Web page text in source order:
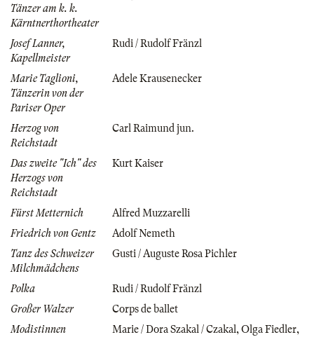
Tänzer am k. k.
Kärntnerthortheater
Josef Lanner,
Kapellmeister
Rudi / Rudolf Fränzl
Marie Taglioni,
Tänzerin von der
Pariser Oper
Adele Krausenecker
Herzog von
Reichstadt
Carl Raimund jun.
Das zweite "Ich" des
Herzogs von
Reichstadt
Kurt Kaiser
Fürst Metternich
Alfred Muzzarelli
Friedrich von Gentz
Adolf Nemeth
Tanz des Schweizer
Milchmädchens
Gusti / Auguste Rosa Pichler
Polka
Rudi / Rudolf Fränzl
Großer Walzer
Corps de ballet
Modistinnen
Marie / Dora Szakal / Czakal , Olga Fiedler,